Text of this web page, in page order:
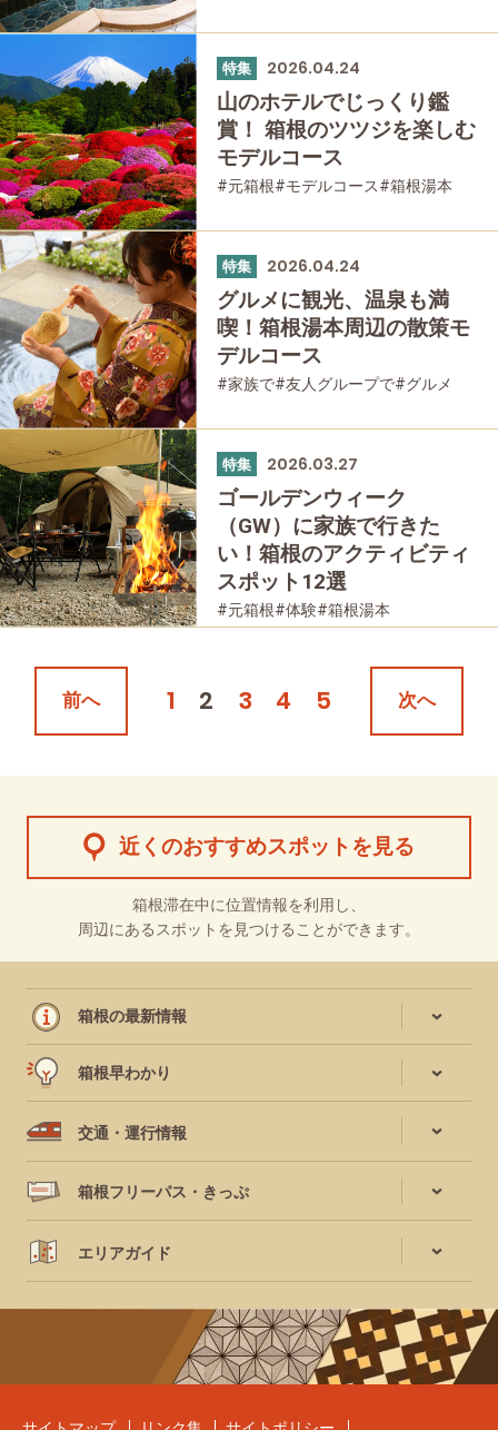
特集 2026.04.24
山のホテルでじっくり鑑
賞！ 箱根のツツジを楽しむ
モデルコース
#元箱根#モデルコース#箱根湯本
#友人グループで#公園・自然
特集 2026.04.24
グルメに観光、温泉も満
喫！箱根湯本周辺の散策モ
デルコース
#家族で#友人グループで#グルメ
特集 2026.03.27
ゴールデンウィーク
（GW）に家族で行きた
い！箱根のアクティビティ
スポット12選
#元箱根#体験#箱根湯本
#箱根フリーパス#家族で
前へ 1 2 3 4 5 次へ
近くのおすすめスポットを見る
箱根滞在中に位置情報を利用し、
周辺にあるスポットを見つけることができます。
箱根の最新情報
箱根早わかり
交通・運行情報
箱根フリーパス・きっぷ
エリアガイド